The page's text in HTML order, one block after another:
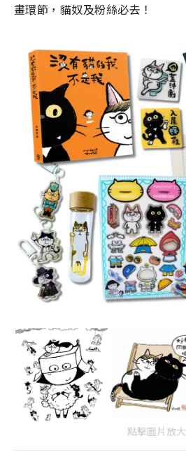
畫環節，貓奴及粉絲必去！
點擊圖片放大